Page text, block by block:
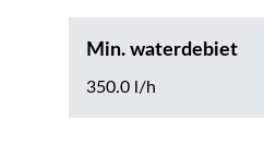
Min. waterdebiet
350.0 l/h